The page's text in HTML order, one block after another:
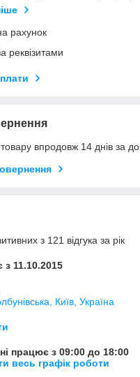
рахунок
реквізитами
впродовж 14 днів за
з 121 відгука за рік
11.10.2015
Київ, Україна
працює з 09:00 до 18:00
весь графік роботи